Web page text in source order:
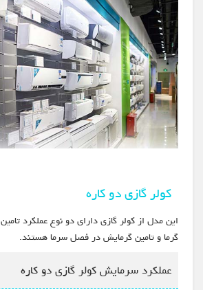
کولر گازی دو کاره
این مدل از کولر گازی دارای دو نوع عملکرد
گرما و تامین گرمایش در فصل سرما هستند.
عملکرد سرمایش کولر گازی دو کاره